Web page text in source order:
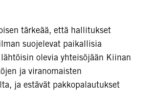
tärkeää, että hallitukset
suojelevat paikallisia
olevia yhteisöjään Kiinan
ja viranomaisten
ja estävät pakkopalautukset